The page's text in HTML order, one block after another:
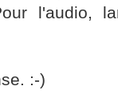
l'audio,
:-)